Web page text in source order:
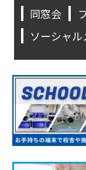
同窓会
ソーシャ